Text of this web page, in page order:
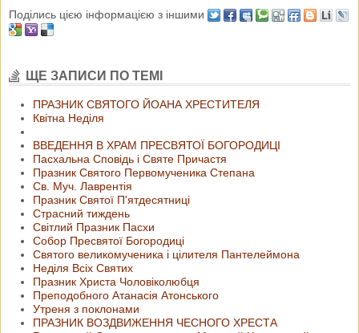
Поділись цією інформацією з іншими
ЩЕ ЗАПИСИ ПО ТЕМІ
ПРАЗНИК СВЯТОГО ЙОАНА ХРЕСТИТЕЛЯ
Квітна Неділя
ВВЕДЕННЯ В ХРАМ ПРЕСВЯТОЇ БОГОРОДИЦІ
Пасхальна Сповідь і Святе Причастя
Празник Святого Первомученика Степана
Св. Муч. Лаврентія
Празник Святої П'ятдесятниці
Страсний тиждень
Світлий Празник Пасхи
Собор Пресвятої Богородиці
Святого великомученика і цілителя Пантелеймона
Неділя Всіх Святих
Празник Христа Чоловіколюбця
Преподобного Атанасія Атонського
Утреня з поклонами
ПРАЗНИК ВОЗДВИЖЕННЯ ЧЕСНОГО ХРЕСТА